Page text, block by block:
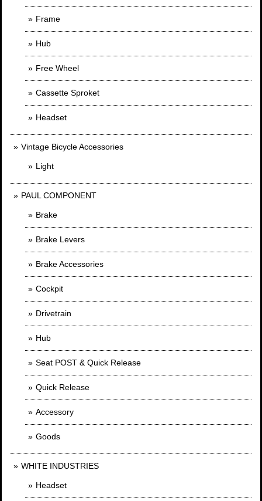
Frame
Hub
Free Wheel
Cassette Sproket
Headset
Vintage Bicycle Accessories
Light
PAUL COMPONENT
Brake
Brake Levers
Brake Accessories
Cockpit
Drivetrain
Hub
Seat POST & Quick Release
Quick Release
Accessory
Goods
WHITE INDUSTRIES
Headset